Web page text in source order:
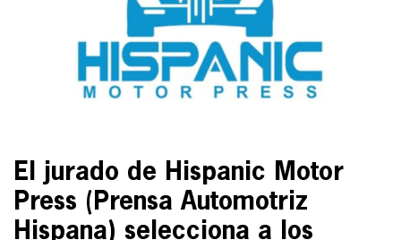
El jurado de Hispanic Motor
Press (Prensa Automotriz
Hispana) selecciona a los